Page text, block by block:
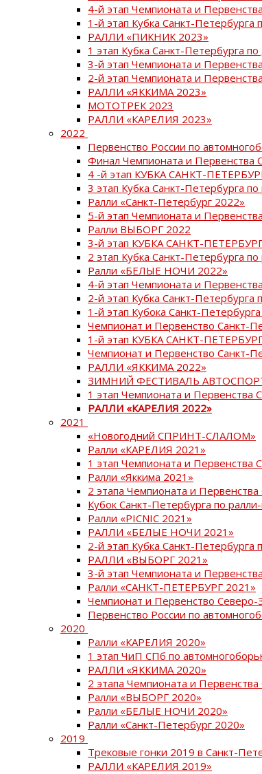
4-й этап Чемпионата и
1-й этап Кубка Санкт-Петербурга
РАЛЛИ «ПИКНИК 2023»
1 этап Кубка Санкт-Петербурга
3-й этап Чемпионата и
2-й этап Чемпионата и
РАЛЛИ «ЯККИМА 2023»
МОТОТРЕК 2023
РАЛЛИ «КАРЕЛИЯ 2023»
2022
Первенство России по
Финал Чемпионата и Первенства
4 -й этап КУБКА САНКТ-
3 этап Кубка Санкт-Петербурга
Ралли «Санкт-Петербург 2022»
5-й этап Чемпионата и
Ралли ВЫБОРГ 2022
3-й этап КУБКА САНКТ-
2 этап Кубка Санкт-Петербурга
Ралли «БЕЛЫЕ НОЧИ 2022»
4-й этап Чемпионата и
2-й этап Кубка Санкт-Петербурга
1-й этап Кубока Санкт-
Чемпионат и Первенство Санкт-
1-й этап КУБКА САНКТ-
Чемпионат и Первенство Санкт-
РАЛЛИ «ЯККИМА 2022»
ЗИМНИЙ ФЕСТИВАЛЬ
1 этап Чемпионата и Первенства
РАЛЛИ «КАРЕЛИЯ 2022»
2021
«Новогодний СПРИНТ-СЛАЛОМ»
Ралли «КАРЕЛИЯ 2021»
1 этап Чемпионата и
Ралли «Яккима 2021»
2 этапа Чемпионата и
Кубок Санкт-Петербурга по ралли-
Ралли «PICNIC 2021»
РАЛЛИ «БЕЛЫЕ НОЧИ 2021»
2-й этап Кубка Санкт-Петербурга
РАЛЛИ «ВЫБОРГ 2021»
3-й этап Чемпионата и
Ралли «САНКТ-ПЕТЕРБУРГ 2021»
Чемпионат и Первенство Северо-
Первенство России по
2020
Ралли «КАРЕЛИЯ 2020»
1 этап ЧиП СПб по
РАЛЛИ «ЯККИМА 2020»
2 этапа Чемпионата и
Ралли «ВЫБОРГ 2020»
Ралли «БЕЛЫЕ НОЧИ 2020»
Ралли «Санкт-Петербург 2020»
2019
Трековые гонки 2019 в Санкт-
РАЛЛИ «КАРЕЛИЯ 2019»